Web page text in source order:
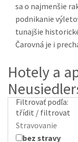
sa o najmenšie
podnikanie
tunajšie
Čarovná je i
Hotely a
Filtrovať podľa:
třídit / filtrovat
Stravovanie
bez stravy